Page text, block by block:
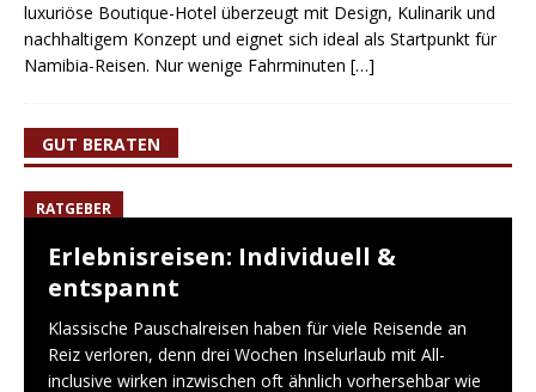
luxuriöse Boutique-Hotel überzeugt mit Design, Kulinarik und
nachhaltigem Konzept und eignet sich ideal als Startpunkt für
Namibia-Reisen. Nur wenige Fahrminuten […]
GUT BERATEN
RATGEBER
Erlebnisreisen: Individuell &
entspannt
Klassische Pauschalreisen haben für viele Reisende an
Reiz verloren, denn drei Wochen Inselurlaub mit All-
inclusive wirken inzwischen oft ähnlich vorhersehbar wie